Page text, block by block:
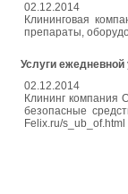
02.12.2014
Клининговая
препараты,
Услуги ежедневной
02.12.2014
Клининг компания
безопасные
Felix.ru/s_ub_of.html